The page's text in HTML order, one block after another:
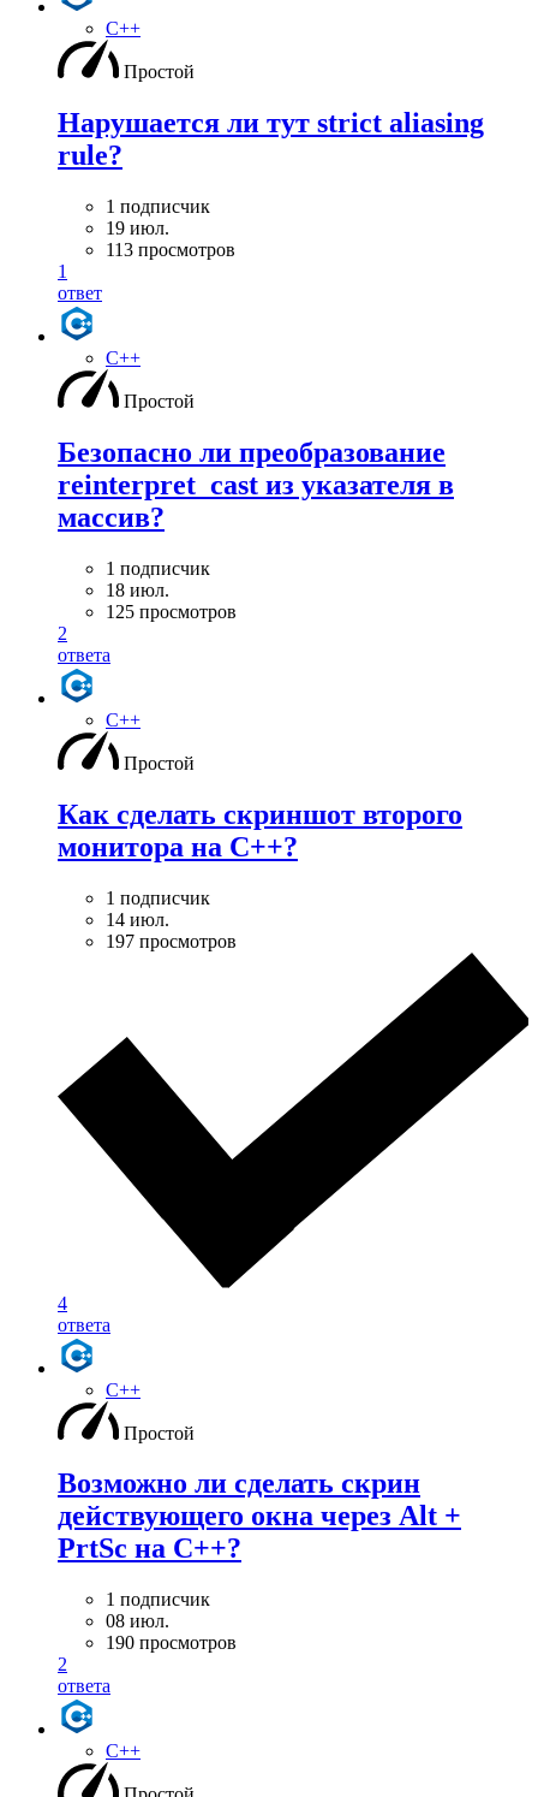
C++
Простой
Нарушается ли тут strict aliasing
rule?
1 подписчик
19 июл.
113 просмотров
1
ответ
C++
Простой
Безопасно ли преобразование
reinterpret_cast из указателя в
массив?
1 подписчик
18 июл.
125 просмотров
2
ответа
C++
Простой
Как сделать скриншот второго
монитора на С++?
1 подписчик
14 июл.
197 просмотров
4
ответа
C++
Простой
Возможно ли сделать скрин
действующего окна через Alt +
PrtSc на С++?
1 подписчик
08 июл.
190 просмотров
2
ответа
C++